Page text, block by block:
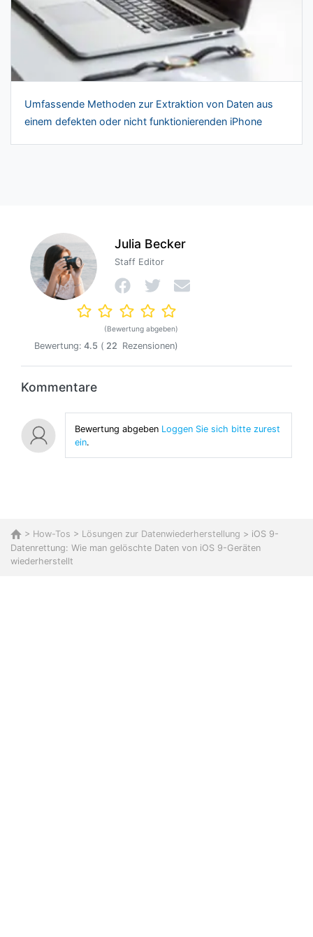
Umfassende Methoden zur Extraktion von Daten aus
einem defekten oder nicht funktionierenden iPhone
Julia Becker
Staff Editor
(Bewertung abgeben)
Bewertung: 4.5 ( 22 Rezensionen)
Kommentare
Bewertung abgebenLoggen Sie sich bitte zurest
ein.
> How-Tos > Lösungen zur Datenwiederherstellung > iOS 9-
Datenrettung: Wie man gelöschte Daten von iOS 9-Geräten
wiederherstellt